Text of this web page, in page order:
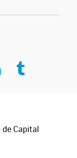
Compartir en Tumblr